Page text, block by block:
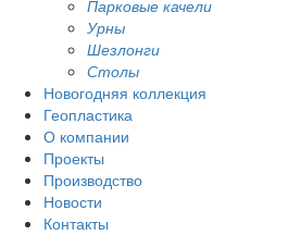
Парковые качели
Урны
Шезлонги
Столы
Новогодняя коллекция
Геопластика
О компании
Проекты
Производство
Новости
Контакты